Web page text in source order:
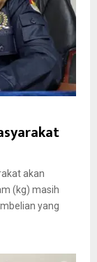
akan
(kg) masih
yang